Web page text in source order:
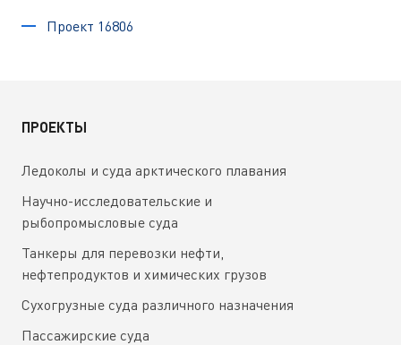
Проект 16806
ПРОЕКТЫ
Ледоколы и суда арктического плавания
Научно-исследовательские и
рыбопромысловые суда
Танкеры для перевозки нефти,
нефтепродуктов и химических грузов
Сухогрузные суда различного назначения
Пассажирские суда